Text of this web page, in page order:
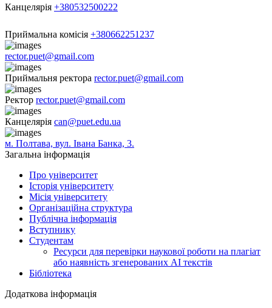
Канцелярія +380532500222
Приймальна комісія +380662251237
rector.puet@gmail.com
Приймальня ректора rector.puet@gmail.com
Ректор rector.puet@gmail.com
Канцелярія can@puet.edu.ua
м. Полтава, вул. Івана Банка, 3.
Загальна інформація
Про університет
Історія університету
Місія університету
Організаційна структура
Публічна інформація
Вступнику
Студентам
Ресурси для перевірки наукової роботи на плагіат
або наявність згенерованих АІ текстів
Бібліотека
Додаткова інформація